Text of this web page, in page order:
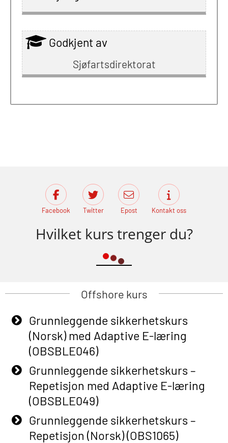
Godkjent av
Sjøfartsdirektorat
Facebook Twitter Epost Kontakt oss
Hvilket kurs trenger du?
Offshore kurs
Grunnleggende sikkerhetskurs
(Norsk) med Adaptive E-læring
(OBSBLE046)
Grunnleggende sikkerhetskurs –
Repetisjon med Adaptive E-læring
(OBSBLE049)
Grunnleggende sikkerhetskurs –
Repetisjon (Norsk) (OBS1065)